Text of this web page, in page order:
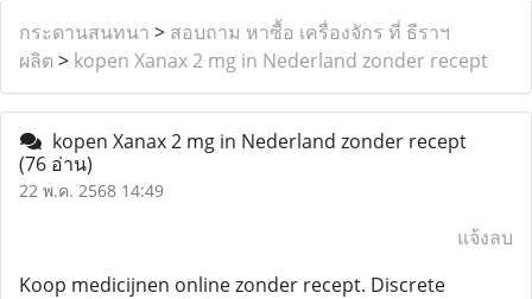
กระดานสนทนา > สอบถาม หาซื้อ เครื่องจักร ที่ ธีราฯ
ผลิต > kopen Xanax 2 mg in Nederland zonder recept
kopen Xanax 2 mg in Nederland zonder recept
(76 อ่าน)
22 พ.ค. 2568 14:49
แจ้งลบ
Koop medicijnen online zonder recept. Discrete